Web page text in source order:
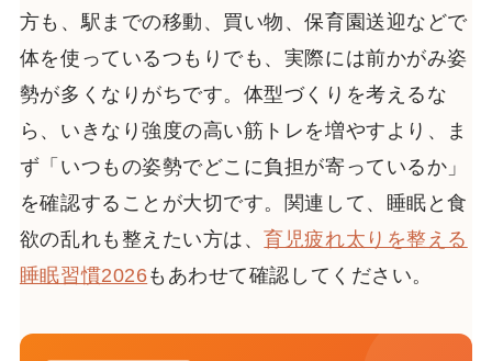
方も、駅までの移動、買い物、保育園送迎などで
体を使っているつもりでも、実際には前かがみ姿
勢が多くなりがちです。体型づくりを考えるな
ら、いきなり強度の高い筋トレを増やすより、ま
ず「いつもの姿勢でどこに負担が寄っているか」
を確認することが大切です。関連して、睡眠と食
欲の乱れも整えたい方は、育児疲れ太りを整える
睡眠習慣2026もあわせて確認してください。